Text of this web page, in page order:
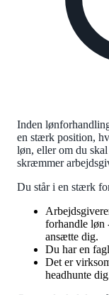
Inden
en stærk position,
løn, eller om du
skræmmer
Du står i en stærk
forhandle løn
ansætte dig.
Du har en
Det er
headhunte